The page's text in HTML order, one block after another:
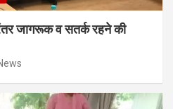
जागरूक व सतर्क रहने की